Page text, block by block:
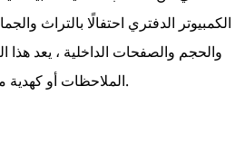
الكمبيوتر الدفتري احتفالًا بالتراث
والحجم والصفحات الداخلية ، يعد هذا
الملاحظات أو كهدية مدروسة لشخص يقدر اندماج التقاليد والتطبيق العملي.